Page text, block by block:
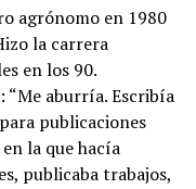
agrónomo en 1980
la carrera
en los 90.
“Me aburría. Escribía
publicaciones
la que hacía
publicaba trabajos,